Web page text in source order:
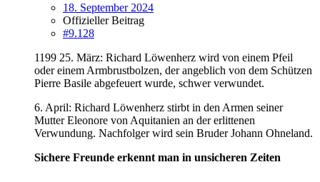
18. September 2024
Offizieller Beitrag
#9.128
1199 25. März: Richard Löwenherz wird von einem Pfeil
oder einem Armbrustbolzen, der angeblich von dem Schützen
Pierre Basile abgefeuert wurde, schwer verwundet.
6. April: Richard Löwenherz stirbt in den Armen seiner
Mutter Eleonore von Aquitanien an der erlittenen
Verwundung. Nachfolger wird sein Bruder Johann Ohneland.
Sichere Freunde erkennt man in unsicheren Zeiten